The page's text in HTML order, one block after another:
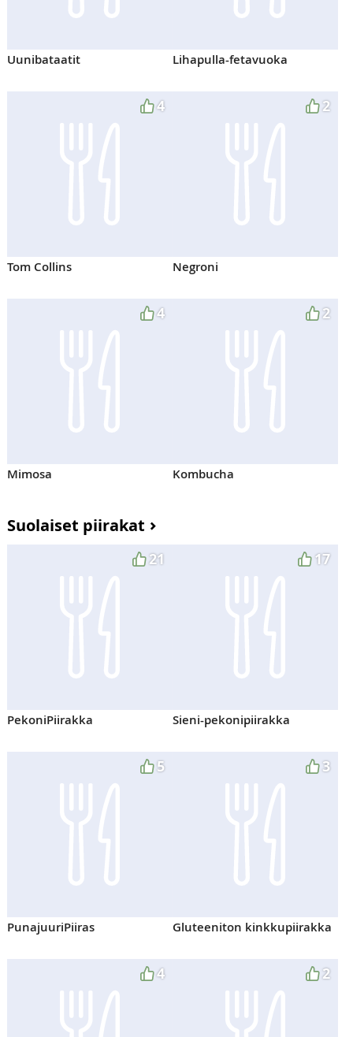
Uunibataatit Lihapulla-fetavuoka
4
Tom Collins
2
Negroni
4
Mimosa
2
Kombucha
Suolaiset piirakat
21
PekoniPiirakka
17
Sieni-pekonipiirakka
5
PunajuuriPiiras
3
Gluteeniton kinkkupiirakka
4 2